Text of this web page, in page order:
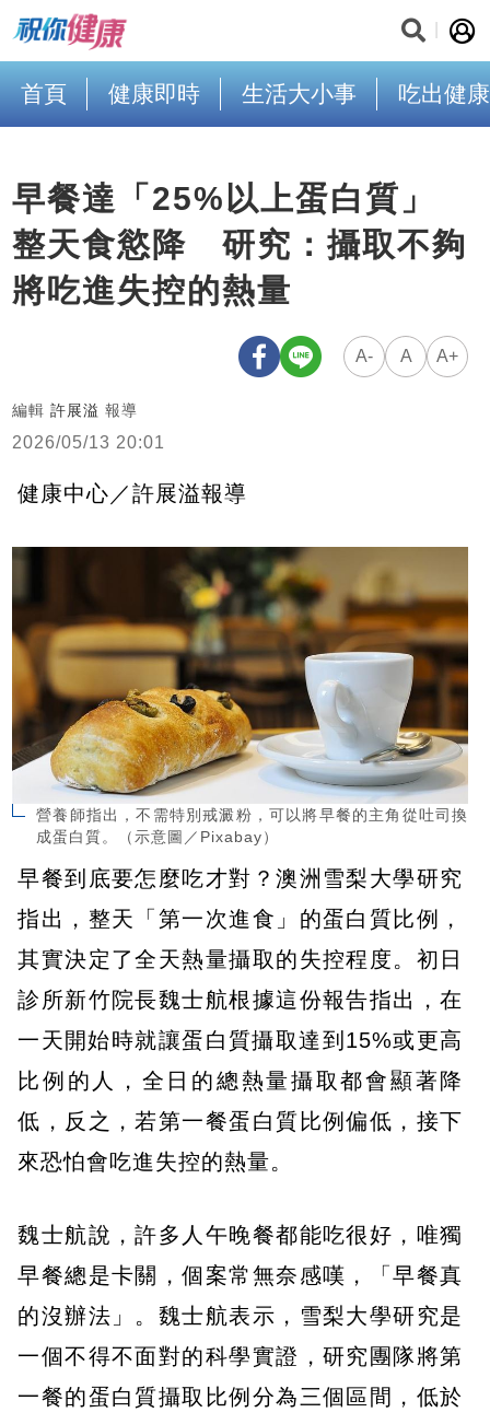
首頁 健康即時 生活大小事 吃出健康
早餐達「25%以上蛋白質」
整天食慾降 研究：攝取不夠
將吃進失控的熱量
A- A A+
編輯 許展溢 報導
2026/05/13 20:01
健康中心／許展溢報導
營養師指出，不需特別戒澱粉，可以將早餐的主角從吐司換
成蛋白質。（示意圖／Pixabay）
早餐到底要怎麼吃才對？澳洲雪梨大學研究
指出，整天「第一次進食」的蛋白質比例，
其實決定了全天熱量攝取的失控程度。初日
診所新竹院長魏士航根據這份報告指出，在
一天開始時就讓蛋白質攝取達到15%或更高
比例的人，全日的總熱量攝取都會顯著降
低，反之，若第一餐蛋白質比例偏低，接下
來恐怕會吃進失控的熱量。
魏士航說，許多人午晚餐都能吃很好，唯獨
早餐總是卡關，個案常無奈感嘆，「早餐真
的沒辦法」。魏士航表示，雪梨大學研究是
一個不得不面對的科學實證，研究團隊將第
一餐的蛋白質攝取比例分為三個區間，低於